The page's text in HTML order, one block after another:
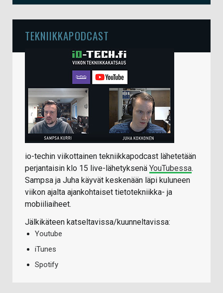
TEKNIIKKAPODCAST
io-techin viikottainen tekniikkapodcast lähetetään
perjantaisin klo 15 live-lähetyksenä YouTubessa.
Sampsa ja Juha käyvät keskenään läpi kuluneen
viikon ajalta ajankohtaiset tietotekniikka- ja
mobiiliaiheet.
Jälkikäteen katseltavissa/kuunneltavissa:
Youtube
iTunes
Spotify